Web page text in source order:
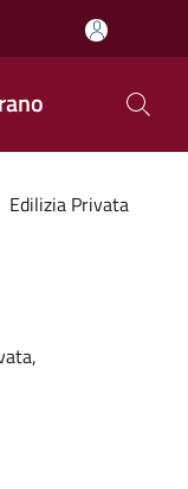
Edilizia Privata